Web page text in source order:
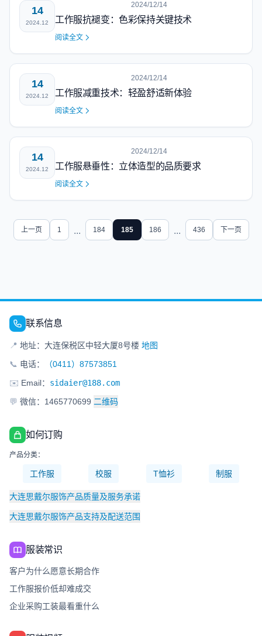
14
2024.12
2024/12/14
工作服抗褪变：色彩保持关键技术
阅读全文
14
2024.12
2024/12/14
工作服减重技术：轻盈舒适新体验
阅读全文
14
2024.12
2024/12/14
工作服悬垂性：立体造型的品质要求
阅读全文
上一页 1 ... 184 185 186 ... 436 下一页
联系信息
📍 地址：大连保税区中轻大厦8号楼 地图
📞 电话：
（0411）87573851
✉️ Email： sidaier@188.com
💬 微信：1465770699 二维码
如何订购
产品分类：
工作服 校服 T恤衫 制服
大连思戴尔服饰产品质量及服务承诺
大连思戴尔服饰产品支持及配送范围
服装常识
客户为什么愿意长期合作
工作服报价低却难成交
企业采购工装最看重什么